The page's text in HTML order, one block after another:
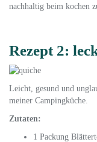
nachhaltig beim kochen
Rezept 2:
Leicht, gesund und
meiner Campingküche.
Zutaten:
1 Packung